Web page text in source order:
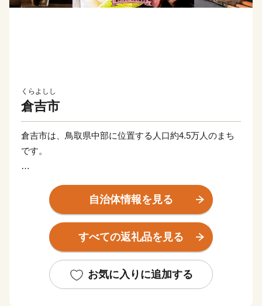
くらよしし
倉吉市
倉吉市は、鳥取県中部に位置する人口約4.5万人のまち
です。
される打吹玉川地区（通称：白壁土蔵群）があり、江戸
時代末期から昭和初期に建てられた町家や土蔵が数多く
残り、赤い石州瓦に白い漆喰壁、黒い焼き杉板の腰板
は、倉吉の特徴的な美しい景観を形成しています。その
い日本の原風景ともいえるたたずまいをみせています。
自治体情報を見る
すべての返礼品を見る
お気に入りに追加する